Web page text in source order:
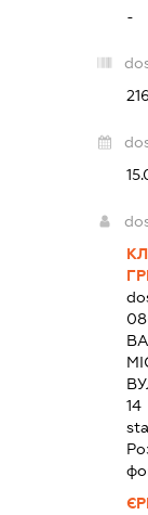
-
14